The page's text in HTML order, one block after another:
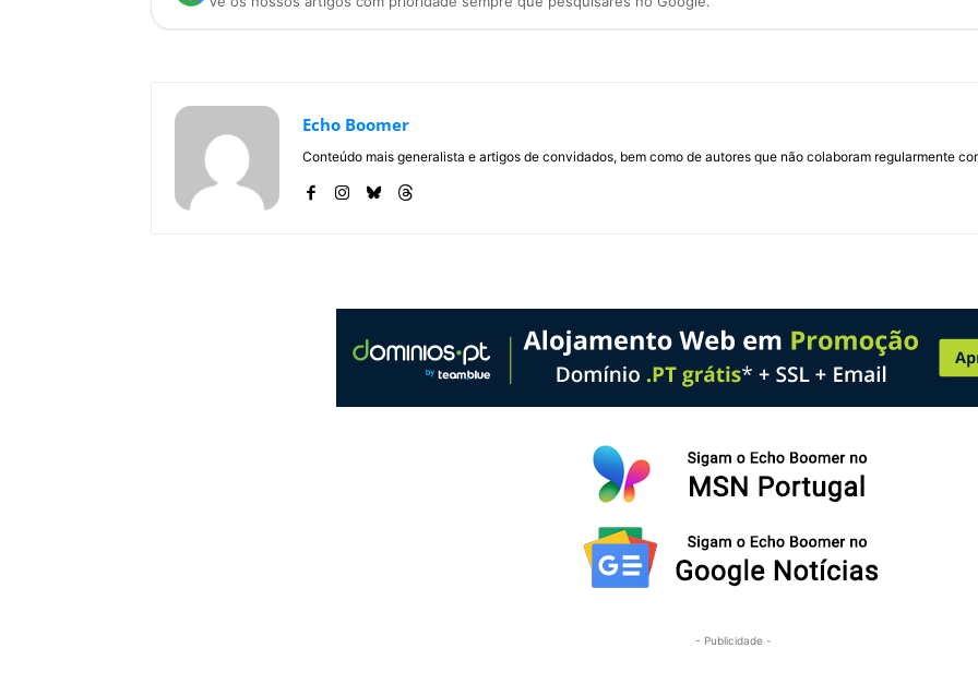
Echo Boomer
Conteúdo mais generalista e artigos de convidados, bem como de autores que não colaboram regularmente
- Publicidade -